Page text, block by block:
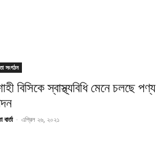
সংগঠন
বিসিকে স্বাস্থ্যবিধি মেনে চলছে পণ্য
- এপ্রিল ২৬, ২০২১